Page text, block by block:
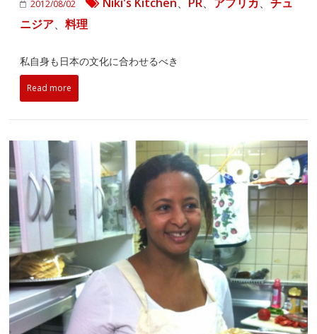
2012/08/02
ニジア、料理
私自身も日本の文化に合わせるべき
Read more